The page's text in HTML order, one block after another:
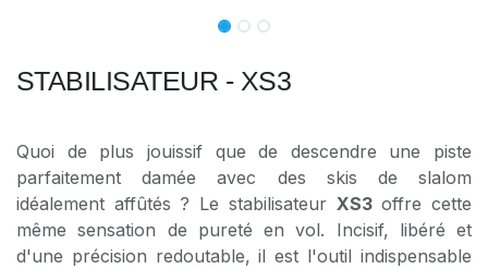
STABILISATEUR - XS3
Quoi de plus jouissif que de descendre une piste
parfaitement damée avec des skis de slalom
idéalement affûtés ? Le stabilisateur XS3offre cette
même sensation de pureté en vol. Incisif, libéré et
d'une précision redoutable, il est l'outil indispensable